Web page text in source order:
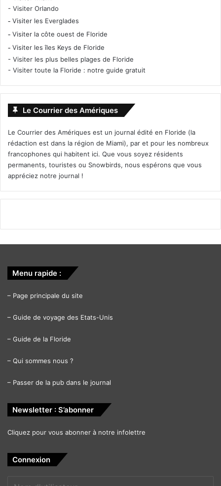
- Visiter Orlando
- Visiter les Everglades
- Visiter la côte ouest de Floride
- Visiter les îles Keys de Floride
- Visiter les plus belles plages de Floride
- Visiter toute la Floride : notre guide gratuit
Le Courrier des Amériques
Le Courrier des Amériques est un journal édité en Floride (la
rédaction est dans la région de Miami), par et pour les nombreux
francophones qui habitent ici. Que vous soyez résidents
permanents, touristes ou Snowbirds, nous espérons que vous
appréciez notre journal !
Menu rapide :
– Page principale du site
– Guide de voyage des Etats-Unis
– Guide de la Floride
– Qui sommes nous ?
– Passer de la pub dans le journal
Newsletter : S’abonner
Cliquez pour vous abonner à notre infolettre
Connexion